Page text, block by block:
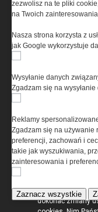
(zwana dalej
Przeczytaj
Ta witryna
informacji na
w celu
w tym w sposób
urządzeniu
dokonać zmiany
zezwolisz na te pliki
na Twoich
Nasza strona korzysta z
jak Google wykorzystuje
Wysyłanie danych
Zgadzam się na
Reklamy
Zgadzam się na używanie
preferencji, zachowań i
takie jak wyszukiwania,
zainteresowania i
Zaznacz wszystkie